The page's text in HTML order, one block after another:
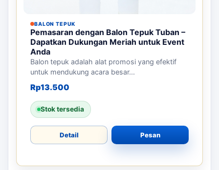
BALON TEPUK
Pemasaran dengan Balon Tepuk Tuban –
Dapatkan Dukungan Meriah untuk Event
Anda
Balon tepuk adalah alat promosi yang efektif
untuk mendukung acara besar...
Rp13.500
Stok tersedia
Detail Pesan